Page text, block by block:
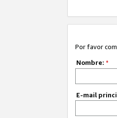
Por favor
Nombre: *
E-mail